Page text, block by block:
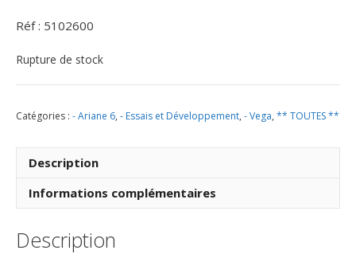
Réf : 5102600
Rupture de stock
Catégories : - Ariane 6, - Essais et Développement, - Vega, ** TOUTES **
Description
Informations complémentaires
Description